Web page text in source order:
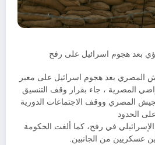
بعد هجوم اسرائيل على رفح
المصري بعد هجوم اسرائيل على معبر
المصرية ، جاء بقرار وقف التنسيق
المصري ووقف الاجتماعات الدورية
الحدود
في رفح، كما ألغت الحكومة
عسكريين من الجانبين.